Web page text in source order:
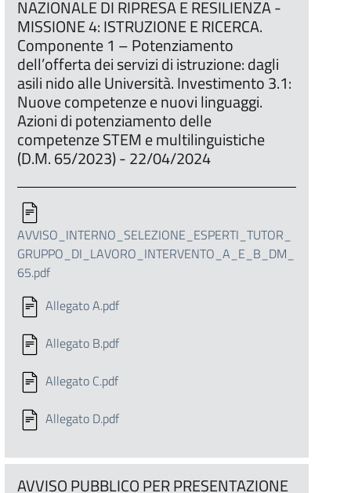
NAZIONALE DI RIPRESA E RESILIENZA -
MISSIONE 4: ISTRUZIONE E RICERCA.
Componente 1 – Potenziamento
dell’offerta dei servizi di istruzione: dagli
asili nido alle Università. Investimento 3.1:
Nuove competenze e nuovi linguaggi.
Azioni di potenziamento delle
competenze STEM e multilinguistiche
(D.M. 65/2023) - 22/04/2024
AVVISO_INTERNO_SELEZIONE_ESPERTI_TUTOR_
GRUPPO_DI_LAVORO_INTERVENTO_A_E_B_DM_
65.pdf
Allegato A.pdf
Allegato B.pdf
Allegato C.pdf
Allegato D.pdf
AVVISO PUBBLICO PER PRESENTAZIONE